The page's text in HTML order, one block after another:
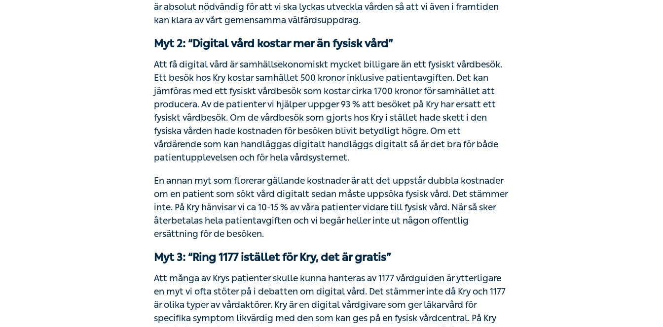
gemensamma välfärdsuppdrag.
Myt 2: “Digital vård kostar mer än fysisk vård”
Att få digital vård är samhällsekonomiskt mycket billigare än ett fysiskt vårdbesök. Ett
besök hos Kry kostar samhället 500 kronor inklusive patientavgiften. Det kan jämföras
med ett fysiskt vårdbesök som kostar cirka 1700 kronor för samhället att producera. Av de
patienter vi hjälper uppger 93 % att besöket på Kry har ersatt ett fysiskt vårdbesök. Om de
vårdbesök som gjorts hos Kry i stället hade skett i den fysiska vården hade kostnaden för
besöken blivit betydligt högre. Om ett vårdärende som kan handläggas digitalt handläggs
digitalt så är det bra för både patientupplevelsen och för hela vårdsystemet.
En annan myt som florerar gällande kostnader är att det uppstår dubbla kostnader om en
patient som sökt vård digitalt sedan måste uppsöka fysisk vård. Det stämmer inte. På Kry
hänvisar vi ca 10-15 % av våra patienter vidare till fysisk vård. När så sker återbetalas
hela patientavgiften och vi begär heller inte ut någon offentlig ersättning för de besöken.
Myt 3: “Ring 1177 istället för Kry, det är gratis”
myt vi ofta stöter på i debatten om digital vård. Det stämmer inte då Kry och 1177 är olika
typer av vårdaktörer. Kry är en digital vårdgivare som ger läkarvård för specifika symptom
likvärdig med den som kan ges på en fysisk vårdcentral. På Kry kan vi diagnostisera och
behandla, utfärda remisser eller ge recept på läkemedel. Något som inte är möjligt via
1177.